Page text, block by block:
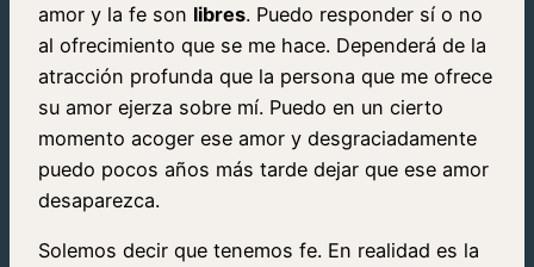
amor y la fe son libres. Puedo responder sí o no
al ofrecimiento que se me hace. Dependerá de la
atracción profunda que la persona que me ofrece
su amor ejerza sobre mí. Puedo en un cierto
momento acoger ese amor y desgraciadamente
puedo pocos años más tarde dejar que ese amor
desaparezca.
Solemos decir que tenemos fe. En realidad es la